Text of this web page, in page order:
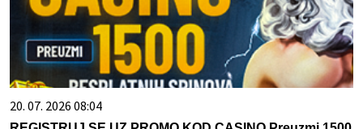
20. 07. 2026 08:04